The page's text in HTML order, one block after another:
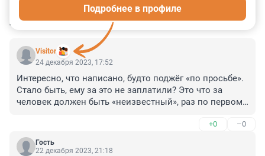
КОММЕНТАРИИ 12
Visitor
Подробнее в профиле
24 декабря 2023, 17:52
Интересно, что написано, будто поджёг «по просьбе».
Стало быть, ему за это не заплатили? Это что за
человек должен быть «неизвестный», раз по первому
правда не знакомы и никаких подкупов/обещаний не
было? Какой тогда мотив?
+0 –0
Гость
22 декабря 2023, 21:18